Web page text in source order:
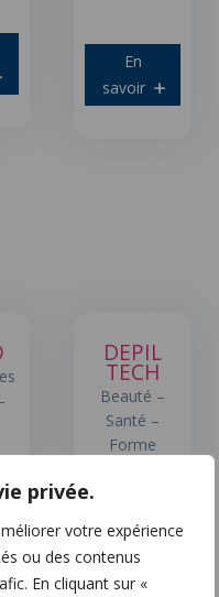
privée.
votre expérience
ou des contenus
En cliquant sur «
En
savoir
DEPIL
TECH
Beauté –
Santé –
Forme
Leader de
l'épilation